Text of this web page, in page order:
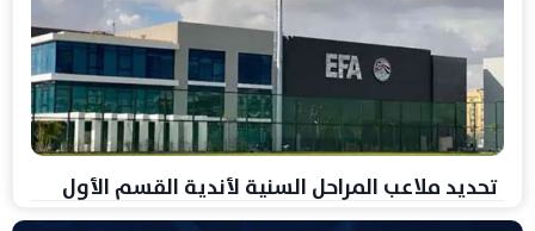
تحديد ملاعب المراحل السنية لأندية القسم الأول